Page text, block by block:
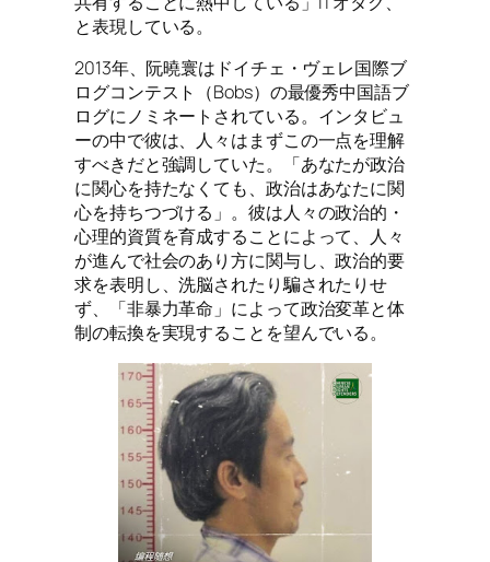
と表現している。
2013年、阮曉寰はドイチェ・ヴェレ国際ブ
ログコンテスト（Bobs）の最優秀中国語ブ
ログにノミネートされている。インタビュ
ーの中で彼は、人々はまずこの一点を理解
すべきだと強調していた。「あなたが政治
に関心を持たなくても、政治はあなたに関
心を持ちつづける」。彼は人々の政治的・
心理的資質を育成することによって、人々
が進んで社会のあり方に関与し、政治的要
求を表明し、洗脳されたり騙されたりせ
ず、「非暴力革命」によって政治変革と体
制の転換を実現することを望んでいる。